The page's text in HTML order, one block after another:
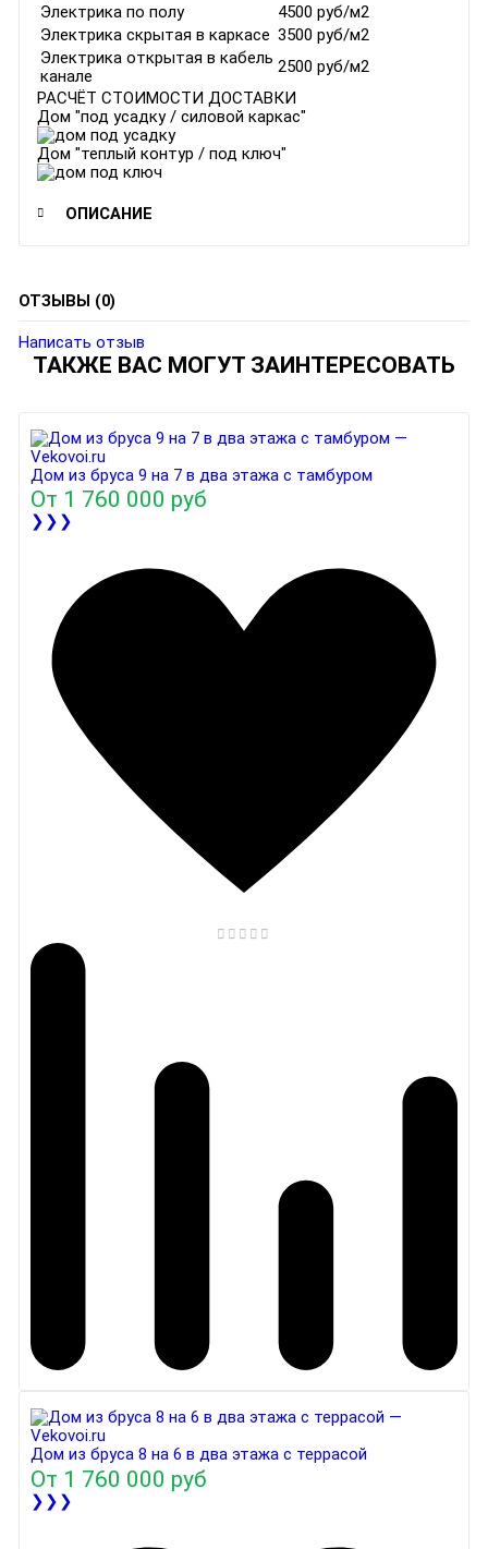
Электрика по полу
4500 руб/м2
Электрика скрытая в каркасе 3500 руб/м2
Электрика открытая в кабель
канале
2500 руб/м2
РАСЧЁТ СТОИМОСТИ ДОСТАВКИ
Дом "под усадку / силовой каркас"
Дом "теплый контур / под ключ"
ОПИСАНИЕ
ОТЗЫВЫ (0)
Написать отзыв
ТАКЖЕ ВАС МОГУТ ЗАИНТЕРЕСОВАТЬ
Дом из бруса 9 на 7 в два этажа с тамбуром
От 1 760 000 руб
❯❯❯
Дом из бруса 8 на 6 в два этажа с террасой
От 1 760 000 руб
❯❯❯